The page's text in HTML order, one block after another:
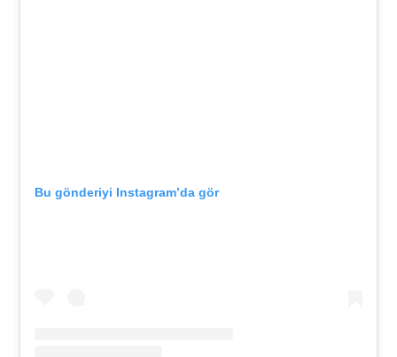
Bu gönderiyi Instagram’da gör